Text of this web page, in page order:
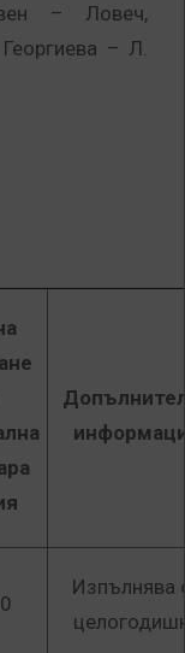
– Ловеч,
– Л.
Изпълнява